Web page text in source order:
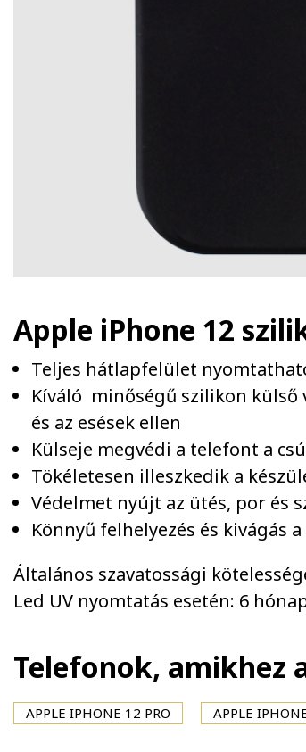
Apple iPhone 12
Teljes hátlapfelület
Kíváló minőségű szilikon
és az esések ellen
Külseje megvédi a telefont a
Tökéletesen illeszkedik a
Védelmet nyújt az ütés, por és
Könnyű felhelyezés és kivágás
Általános szavatossági
Led UV nyomtatás esetén: 6
Telefonok, amikhez
APPLE IPHONE 12 PRO APPLE